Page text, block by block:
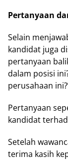
Pertanyaan
Selain
kandidat juga
pertanyaan
dalam posisi
perusahaan
Pertanyaan
kandidat
Setelah
terima kasih